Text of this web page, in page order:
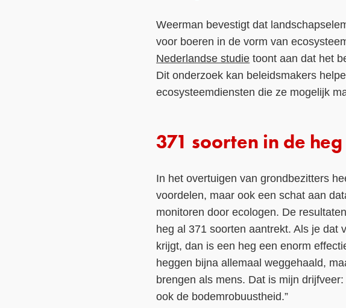
Weerman bevestigt dat
voor boeren in de vorm van
Nederlandse studie toont aan dat het
Dit onderzoek kan beleidsmakers
ecosysteemdiensten die ze mogelijk
371 soorten in de heg
In het overtuigen van grondbezitters
voordelen, maar ook een schat aan
monitoren door ecologen. De
heg al 371 soorten aantrekt. Als je dat
krijgt, dan is een heg een enorm
heggen bijna allemaal weggehaald,
brengen als mens. Dat is mijn
ook de bodemrobuustheid.”